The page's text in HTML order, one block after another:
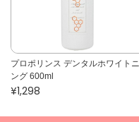
プロポリンス デンタルホワイトニ
ング 600ml
¥1,298